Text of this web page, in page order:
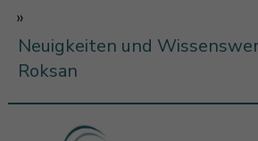
»
Neuigkeiten und
Roksan